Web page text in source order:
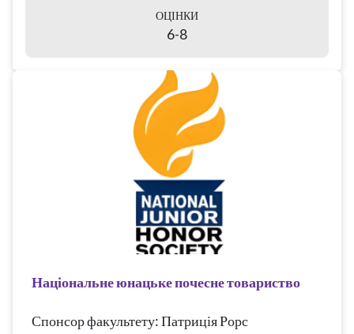
ОЦІНКИ
6-8
Національне юнацьке почесне товариство
Спонсор факультету: Патриція Рорс